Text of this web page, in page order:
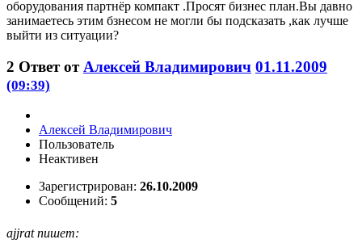
оборудования партнёр компакт .Просят бизнес план.Вы давно
занимаетесь этим бзнесом не могли бы подсказать ,как лучше
выйти из ситуации?
2 Ответ от Алексей Владимирович 01.11.2009
(09:39)
Алексей Владимирович
Пользователь
Неактивен
Зарегистрирован: 26.10.2009
Сообщений: 5
ajjrat пишет: